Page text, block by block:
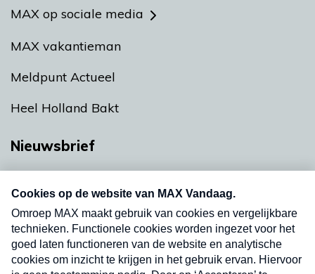
MAX op sociale media
MAX vakantieman
Meldpunt Actueel
Heel Holland Bakt
Nieuwsbrief
nieuwsbrief. Elke vrijdag- en dinsdagochtend in
uw mailbox.
Verzend